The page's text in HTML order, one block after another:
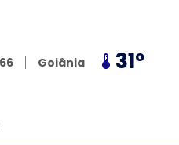
Brasília 24º